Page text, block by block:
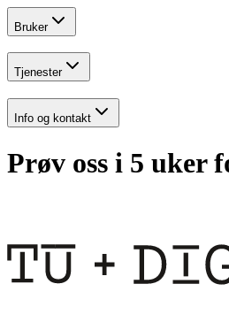
Bruker
Tjenester
Info og kontakt
Prøv oss i 5 uker